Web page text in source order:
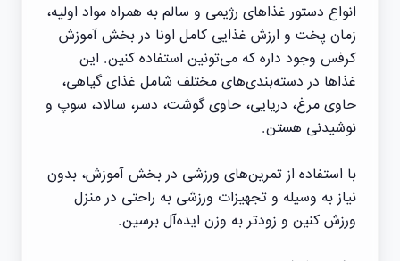
انواع دستور‌ غذاهای رژیمی و سالم به همراه مواد اولیه،
زمان پخت و ارزش غذایی کامل اونا در بخش آموزش
کرفس وجود داره که می‌تونین استفاده کنین. این
غذاها در دسته‌بندی‌های مختلف شامل غذای گیاهی،
حاوی مرغ، دریایی، حاوی گوشت، دسر، سالاد، سوپ و
نوشیدنی هستن.
با استفاده از تمرین‌های ورزشی در بخش آموزش، بدون
نیاز به وسیله و تجهیزات ورزشی به راحتی در منزل
ورزش کنین و زودتر به وزن ایده‌آل برسین.